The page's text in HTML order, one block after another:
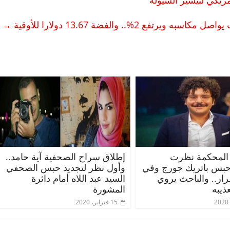
ويرتفع 2%.. والفضة 13.67 دولارا للأوقية
→
نظرت
حبس باتريك جورج وفي
والباحث يروي
إطلاق سراح الصحفية آية حامد..
وأول نظر لتجديد حبس الصحفي
السيد عبد اللاه أمام دائرة
المشورة
15 فبراير، 2020
الرئيسية مصر ناس وناس
مقعد شاغر على مائدة الإفطار.. يحيى
حسين عبدالهادي فارس مقاومة
الخصخصة الذي دافع عن المال العام
(بروفايل)
فرحات فقيه
وانحاز